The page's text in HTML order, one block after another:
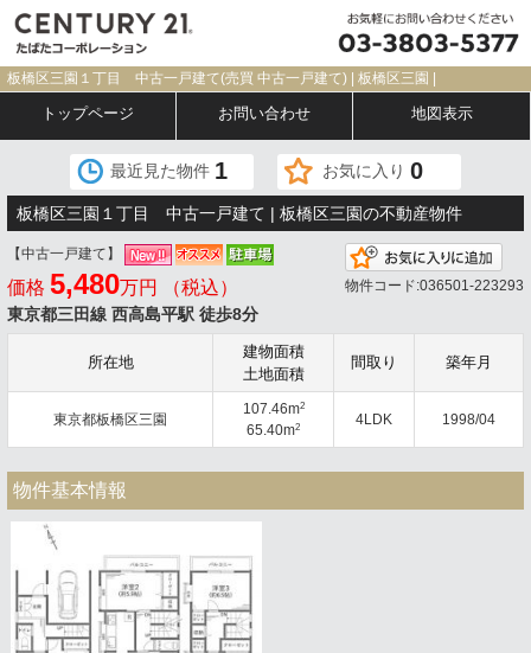
板橋区三園１丁目 中古一戸建て(売買 中古一戸建て) | 板橋区三園 |
トップページ お問い合わせ 地図表示
最近見た物件 1 お気に入り 0
板橋区三園１丁目 中古一戸建て | 板橋区三園の不動産物件
【中古一戸建て】
価格 5,480万円 （税込）
東京都三田線 西高島平駅 徒歩8分
物件コード:036501-223293
所在地
建物面積
土地面積
間取り 築年月
東京都板橋区三園
107.46m2
65.40m2 4LDK 1998/04
物件基本情報